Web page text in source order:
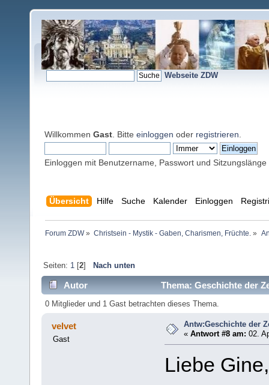
Webseite ZDW
Willkommen Gast . Bitte einloggen oder registrieren
Einloggen mit Benutzername, Passwort und Sitzungslänge
Übersicht Hilfe Suche Kalender Einloggen
Forum ZDW» Christsein - Mystik - Gaben, Charismen, Früchte. »
Seiten: 1[2] Nach unten
Autor Thema: Geschichte der
0 Mitglieder und 1 Gast betrachten dieses Thema.
velvet
Gast
Antw:Geschichte der
«Antwort #8 am: 02.
Liebe Gine,